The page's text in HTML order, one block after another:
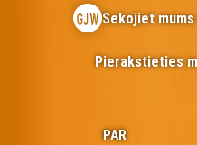
PAR
Sekojiet
Pierakstieties